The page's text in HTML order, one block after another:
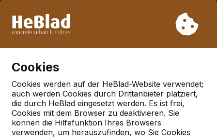
Woche 33 nicht. Bitte berücksichtigen Sie daher längere
Cookies
Cookies werden auf der HeBlad-Website verwendet;
auch werden Cookies durch Drittanbieter platziert,
die durch HeBlad eingesetzt werden. Es ist frei,
Cookies mit dem Browser zu deaktivieren. Sie
können die Hilfefunktion Ihres Browsers
verwenden, um herauszufinden, wo Sie Cookies
Deutschland
Referenties in:Trebbin